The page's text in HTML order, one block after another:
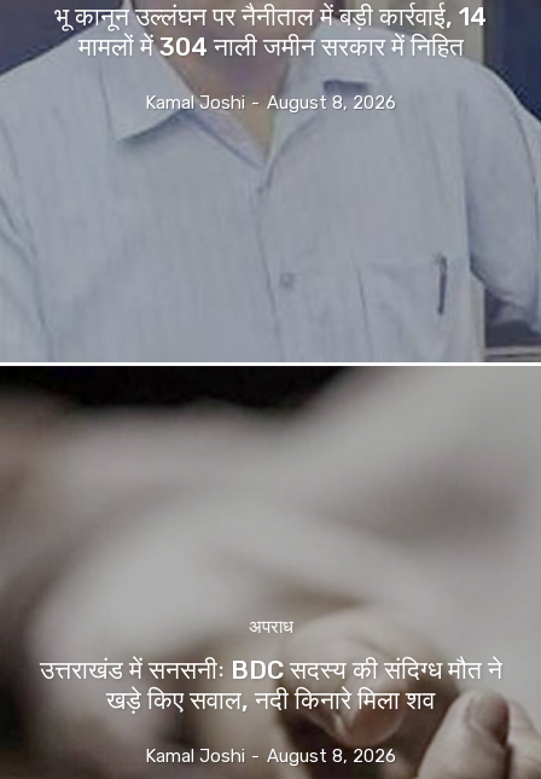
भू कानून उल्लंघन पर नैनीताल में बड़ी कार्रवाई, 14
मामलों में 304 नाली जमीन सरकार में निहित
Kamal Joshi - August 8, 2026
अपराध
उत्तराखंड में सनसनीः BDC सदस्य की संदिग्ध मौत ने
खड़े किए सवाल, नदी किनारे मिला शव
Kamal Joshi - August 8, 2026